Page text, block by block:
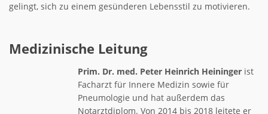
gelingt, sich zu einem gesünderen Lebensstil zu motivieren.
Medizinische Leitung
Prim. Dr. med. Peter Heinrich Heininger ist
Facharzt für Innere Medizin sowie für
Pneumologie und hat außerdem das
Notarztdiplom. Von 2014 bis 2018 leitete er